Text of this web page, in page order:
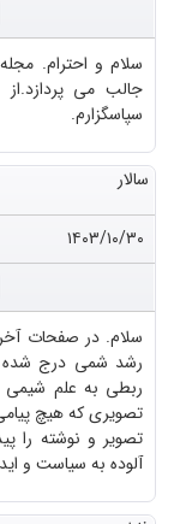
سلام و احترام.
جالب می
سپاسگزارم.
سالار
۱۴۰۳/۱۰/۳۰
سلام. در صفحات
رشد شمی درج
ربطی به علم شیمی
تصویری که هیچ
تصویر و نوشته را
آلوده به سیاست و